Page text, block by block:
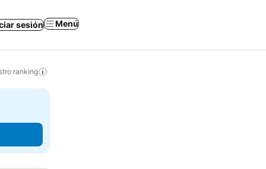
sesión Menú
ranking